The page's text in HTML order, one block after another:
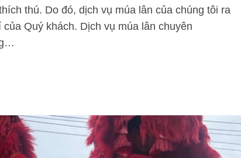
thú. Do đó, dịch vụ múa lân của chúng tôi ra
Quý khách. Dịch vụ múa lân chuyên